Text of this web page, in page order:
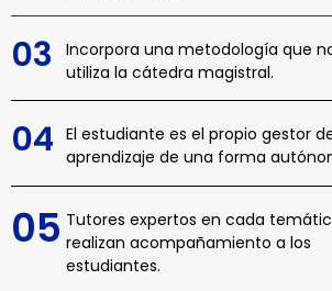
03
Incorpora una metodología que
utiliza la cátedra magistral.
04 El estudiante es el propio gestor
aprendizaje de una forma
05 Tutores expertos en cada
realizan acompañamiento a los
estudiantes.